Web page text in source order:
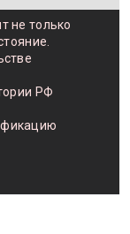
не только
РФ